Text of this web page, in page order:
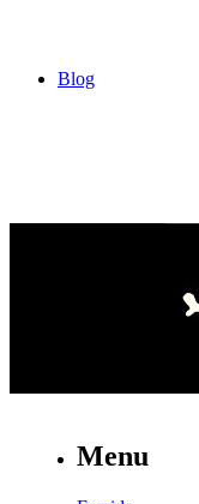
Blog
Menu